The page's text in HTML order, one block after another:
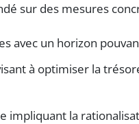
sur des mesures
avec un horizon
à optimiser la
impliquant la